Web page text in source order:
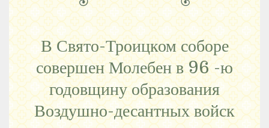
В Свято-Троицком соборе
совершен Молебен в 96 -ю
годовщину образования
Воздушно-десантных войск